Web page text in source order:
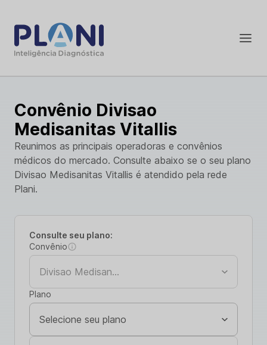
Convênio Divisao
Medisanitas Vitallis
Reunimos as principais operadoras e convênios
médicos do mercado. Consulte abaixo se o seu plano
Divisao Medisanitas Vitallis é atendido pela rede
Plani.
Consulte seu plano:
Convênio
Plano